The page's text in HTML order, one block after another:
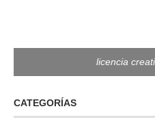
licencia
CATEGORÍAS